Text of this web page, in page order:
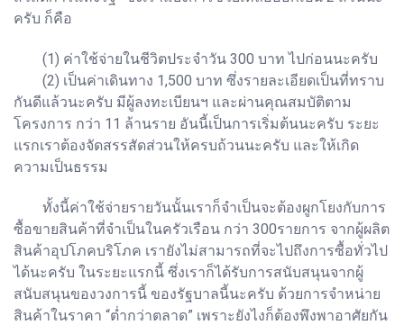
ครับ ก็คือ
(1) ค่าใช้จ่ายในชีวิตประจำวัน 300 บาท ไปก่อนนะครับ
(2) เป็นค่าเดินทาง 1,500 บาท ซึ่งรายละเอียดเป็นที่ทราบ
กันดีแล้วนะครับ มีผู้ลงทะเบียนฯ และผ่านคุณสมบัติตาม
โครงการ กว่า 11 ล้านราย อันนี้เป็นการเริ่มต้นนะครับ ระยะ
แรกเราต้องจัดสรรสัดส่วนให้ครบถ้วนนะครับ และให้เกิด
ความเป็นธรรม
ทั้งนี้ค่าใช้จ่ายรายวันนั้นเราก็จำเป็นจะต้องผูกโยงกับการ
ซื้อขายสินค้าที่จำเป็นในครัวเรือน กว่า 300รายการ จากผู้ผลิต
สินค้าอุปโภคบริโภค เรายังไม่สามารถที่จะไปถึงการซื้อทั่วไป
ได้นะครับ ในระยะแรกนี้ ซึ่งเราก็ได้รับการสนับสนุนจากผู้
สนับสนุนของวงการนี้ ของรัฐบาลนี้นะครับ ด้วยการจำหน่าย
สินค้าในราคา “ต่ำกว่าตลาด” เพราะยังไงก็ต้องพึงพาอาศัยกัน